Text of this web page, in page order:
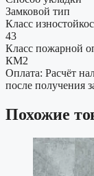
Замковой тип
Класс
43
Класс пожарной
КМ2
Оплата: Расчёт
после получения
Похожие